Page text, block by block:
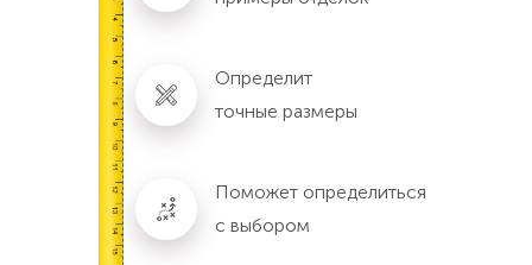
Определит
точные размеры
Поможет определиться
с выбором